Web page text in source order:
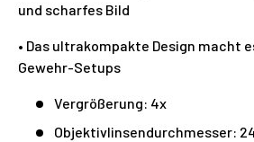
und scharfes Bild
• Das ultrakompakte Design macht
Gewehr-Setups
Vergrößerung: 4x
Objektivlinsendurchmesser: